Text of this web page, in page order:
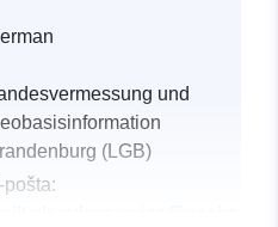
und
(LGB)
pošta: